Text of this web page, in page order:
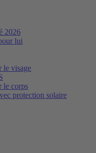
2026
lui
le visage
le corps
protection solaire